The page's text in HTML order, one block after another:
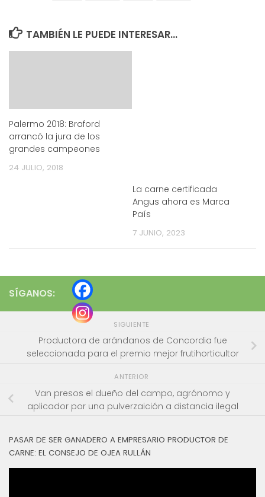
TAMBIÉN LE PUEDE INTERESAR...
Palermo 2018: Braford
arrancó la jura de los
grandes campeones
24 JULIO, 2018
La carne certificada
Angus ahora es Marca
País
7 JUNIO, 2023
SÍGANOS:
SIGUIENTE
Productora de arándanos de Concordia fue
seleccionada para el premio mejor frutihorticultor
ANTERIOR
Van presos el dueño del campo, agrónomo y
aplicador por una pulverzaición a distancia ilegal
PASAR DE SER GANADERO A EMPRESARIO PRODUCTOR DE
CARNE: EL CONSEJO DE OJEA RULLÁN